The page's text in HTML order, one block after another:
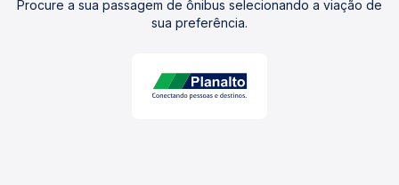
Procure a sua passagem de ônibus selecionando a viação de
sua preferência.